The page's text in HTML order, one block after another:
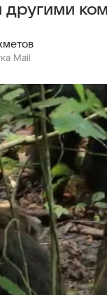
другими
Mail